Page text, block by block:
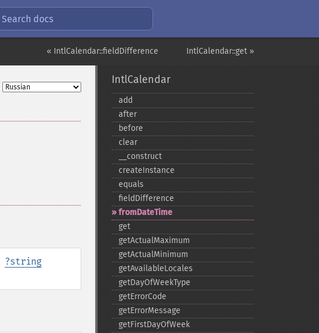
Search docs
IntlCalendar::get »
« IntlCalendar::fieldDifference
?string
IntlCalendar
add
after
before
clear
_​_​construct
createInstance
equals
fieldDifference
fromDateTime
get
getActualMaximum
getActualMinimum
getAvailableLocales
getDayOfWeekType
getErrorCode
getErrorMessage
getFirstDayOfWeek